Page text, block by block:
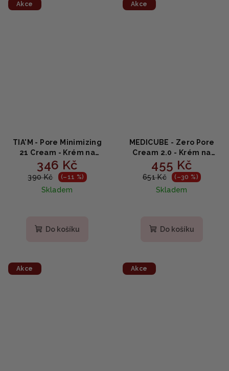
Akce
TIA'M - Pore Minimizing
21 Cream - Krém na
obličej minimalizující
póry 60ml
346 Kč
390 Kč (–11 %)
Skladem
Do košíku
Akce
MEDICUBE - Zero Pore
Cream 2.0 - Krém na
minimalizaci pórů s
kyselinou glykolovou a
kyselinou hyaluronovou
60 ml
455 Kč
651 Kč (–30 %)
Skladem
Do košíku
Akce Akce